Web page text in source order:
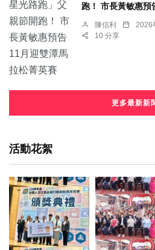
跑！ 市長黃敏惠預
陳信利 2026
10 分享
更多最新新
活動花絮